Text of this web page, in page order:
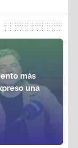
más
una